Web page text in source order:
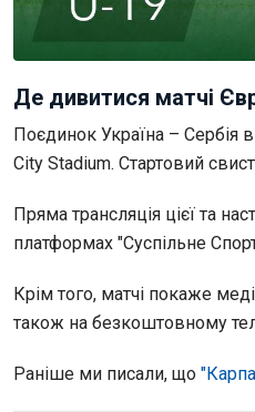
Де дивитися матчі
Поєдинок Україна – Сербія
City Stadium. Стартовий
Пряма трансляція цієї та
платформах "Суспільне
Крім того, матчі покаже
також на безкоштовному
Раніше ми писали, що